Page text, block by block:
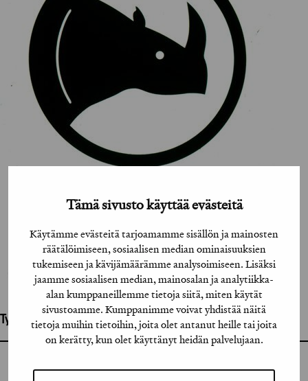
Tämä sivusto käyttää evästeitä
Käytämme evästeitä tarjoamamme sisällön ja mainosten
räätälöimiseen, sosiaalisen median ominaisuuksien
tukemiseen ja kävijämäärämme analysoimiseen. Lisäksi
jaamme sosiaalisen median, mainosalan ja analytiikka-
alan kumppaneillemme tietoja siitä, miten käytät
sivustoamme. Kumppanimme voivat yhdistää näitä
tietoja muihin tietoihin, joita olet antanut heille tai joita
on kerätty, kun olet käyttänyt heidän palvelujaan.
Työhön osallistuneet henkilöt / tahot:
GRAFIA(AT)GRAFIA.FI